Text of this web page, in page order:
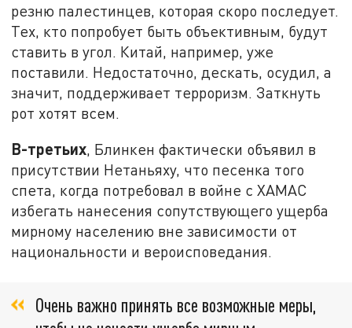
резню палестинцев, которая скоро последует.
Тех, кто попробует быть объективным, будут
ставить в угол. Китай, например, уже
поставили. Недостаточно, дескать, осудил, а
значит, поддерживает терроризм. Заткнуть
рот хотят всем.
В-третьих, Блинкен фактически объявил в
присутствии Нетаньяху, что песенка того
спета, когда потребовал в войне с ХАМАС
избегать нанесения сопутствующего ущерба
мирному населению вне зависимости от
национальности и вероисповедания.
Очень важно принять все возможные меры,